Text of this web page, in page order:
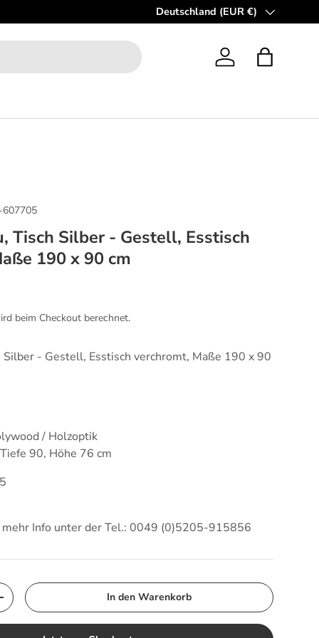
Die Sale-Kollektion: Bis zu 50%
Land/Region
Deutschland (EUR €)
Einloggen
607705
Tisch Silber - Gestell, Esstisch
190 x 90 cm
beim Checkout berechnet.
Silber - Gestell, Esstisch verchromt, Maße 190 x 90
/ Holzoptik
90, Höhe 76 cm
mehr Info unter der Tel.: 0049 (0)5205-915856
erhöhen In den Warenkorb